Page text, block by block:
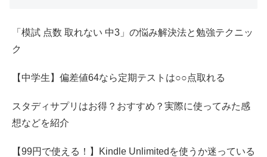
「模試 点数 取れない 中3」の悩み解決法と勉強テクニッ
ク
【中学生】偏差値64なら定期テストは○○点取れる
スタディサプリはお得？おすすめ？実際に使ってみた感
想などを紹介
【99円で使える！】Kindle Unlimitedを使うか迷っている